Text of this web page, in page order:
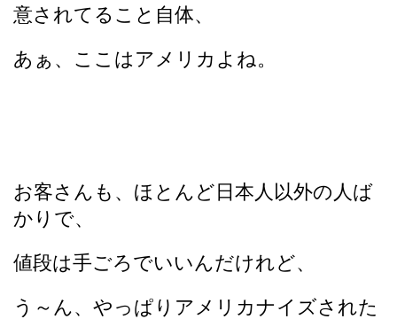
意されてること自体、
あぁ、ここはアメリカよね。
お客さんも、ほとんど日本人以外の人ば
かりで、
値段は手ごろでいいんだけれど、
う～ん、やっぱりアメリカナイズされた